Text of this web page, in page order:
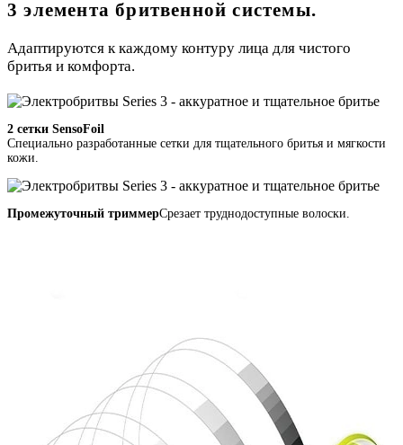
3 элемента бритвенной системы.
Адаптируются к каждому контуру лица для чистого
бритья и комфорта.
2 сетки SensoFoil
Специально разработанные сетки для тщательного бритья и мягкости
кожи.
Промежуточный триммерСрезает труднодоступные волоски.